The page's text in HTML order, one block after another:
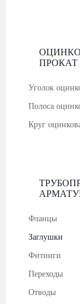
ПРОКАТ
Уголок
Полоса
Круг
Фланцы
Заглушки
Фитинги
Переходы
Отводы